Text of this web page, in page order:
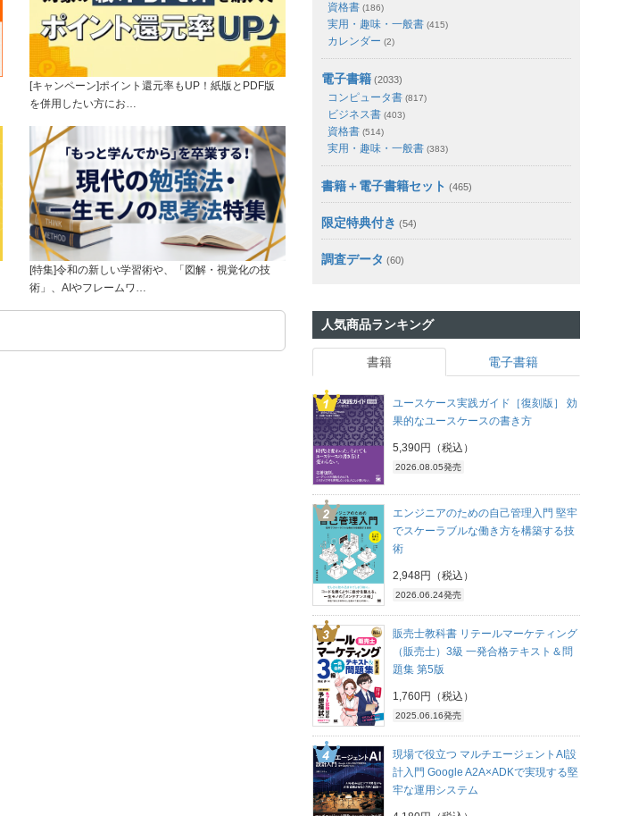
[キャンペーン]ポイント還元率もUP！紙版とPDF版
を併用したい方にお…
[特集]令和の新しい学習術や、「図解・視覚化の技
術」、AIやフレームワ…
資格書 (186)
実用・趣味・一般書 (415)
カレンダー (2)
電子書籍 (2033)
コンピュータ書 (817)
ビジネス書 (403)
資格書 (514)
実用・趣味・一般書 (383)
書籍＋電子書籍セット (465)
限定特典付き (54)
調査データ (60)
人気商品ランキング
書籍 電子書籍
ユースケース実践ガイド［復刻版］ 効
果的なユースケースの書き方
5,390円（税込）
2026.08.05発売
エンジニアのための自己管理入門 堅牢
でスケーラブルな働き方を構築する技
術
2,948円（税込）
2026.06.24発売
販売士教科書 リテールマーケティング
（販売士）3級 一発合格テキスト＆問
題集 第5版
1,760円（税込）
2025.06.16発売
現場で役立つ マルチエージェントAI設
計入門 Google A2A×ADKで実現する堅
牢な運用システム